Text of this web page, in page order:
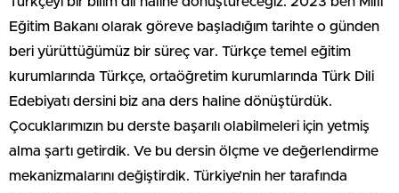
Eğitim Bakanı olarak göreve başladığım tarihte o günden
beri yürüttüğümüz bir süreç var. Türkçe temel eğitim
kurumlarında Türkçe, ortaöğretim kurumlarında Türk Dili
Edebiyatı dersini biz ana ders haline dönüştürdük.
Çocuklarımızın bu derste başarılı olabilmeleri için yetmiş
alma şartı getirdik. Ve bu dersin ölçme ve değerlendirme
mekanizmalarını değiştirdik. Türkiye’nin her tarafında